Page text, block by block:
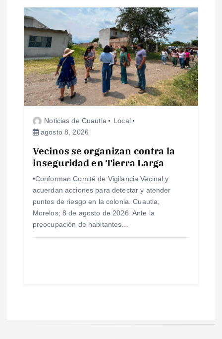
s
Noticias de Cuautla
Local
agosto 8, 2026
Vecinos se organizan contra la
inseguridad en Tierra Larga
•Conforman Comité de Vigilancia Vecinal y
acuerdan acciones para detectar y atender
puntos de riesgo en la colonia. Cuautla,
Morelos; 8 de agosto de 2026. Ante la
preocupación de habitantes…